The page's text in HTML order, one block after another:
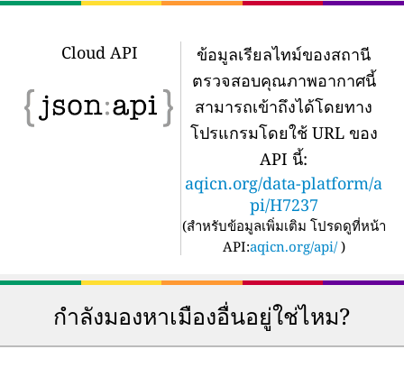
Cloud API
ข้อมูลเรียลไทม์ของสถานี
ตรวจสอบคุณภาพอากาศนี้
สามารถเข้าถึงได้โดยทาง
โปรแกรมโดยใช้ URL ของ
API นี้:
aqicn.org/data-platform/a
pi/H7237
(สำหรับข้อมูลเพิ่มเติม โปรดดูที่หน้า
API:aqicn.org/api/ )
กำลังมองหาเมืองอื่นอยู่ใช่ไหม?